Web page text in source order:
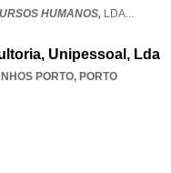
HUMANOS, LDA...
Unipessoal, Lda
PORTO, PORTO